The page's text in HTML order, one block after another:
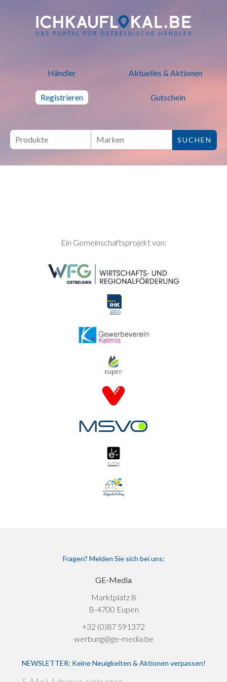
ich kauf lokal - Bei lokalen
Händler Aktuelles & Aktionen
Registrieren Gutschein
SEITENFUSSEin Gemeinschaftsprojekt von:
Fragen? Melden Sie sich bei uns:
GE-Media
Marktplatz 8
B-4700 Eupen
+32 (0)87 591372
werbung@ge-media.be
NEWSLETTER: Keine Neuigkeiten & Aktionen verpassen!